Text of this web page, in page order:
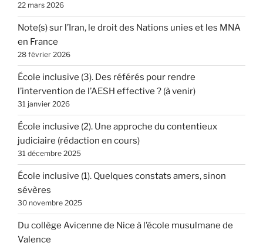
22 mars 2026
Note(s) sur l’Iran, le droit des Nations unies et les MNA
en France
28 février 2026
École inclusive (3). Des référés pour rendre
l’intervention de l’AESH effective ? (à venir)
31 janvier 2026
École inclusive (2). Une approche du contentieux
judiciaire (rédaction en cours)
31 décembre 2025
École inclusive (1). Quelques constats amers, sinon
sévères
30 novembre 2025
Du collège Avicenne de Nice à l’école musulmane de
Valence